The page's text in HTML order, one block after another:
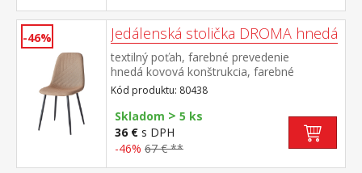
-46% Jedálenská stolička DROMA hnedá
textilný poťah, farebné prevedenie
hnedá kovová konštrukcia, farebné
prevedenie čierna výška sedu 47
cm odporúčaná nosnosť do 120 kg
Kód produktu: 80438
Skladom > 5 ks
36 € s DPH
-46% 67 € **